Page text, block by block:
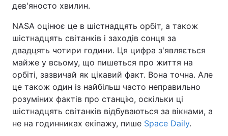
дев'яносто хвилин.
NASA оцінює це в шістнадцять орбіт, а також
шістнадцять світанків і заходів сонця за
двадцять чотири години. Ця цифра з'являється
майже у всьому, що пишеться про життя на
орбіті, зазвичай як цікавий факт. Вона точна. Але
це також один із найбільш часто неправильно
розуміних фактів про станцію, оскільки ці
шістнадцять світанків відбуваються за вікнами, а
не на годинниках екіпажу, пише Space Daily.